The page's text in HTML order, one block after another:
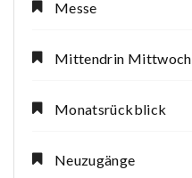
Messe
Mittendrin Mittwoch
Monatsrückblick
Neuzugänge